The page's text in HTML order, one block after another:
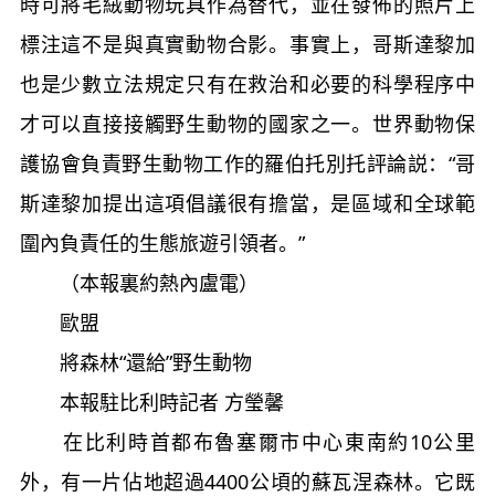
標注這不是與真實動物合影。事實上，哥斯達黎加
也是少數立法規定只有在救治和必要的科學程序中
才可以直接接觸野生動物的國家之一。世界動物保
護協會負責野生動物工作的羅伯托別托評論説：“哥
斯達黎加提出這項倡議很有擔當，是區域和全球範
圍內負責任的生態旅遊引領者。”
（本報裏約熱內盧電）
歐盟
將森林“還給”野生動物
本報駐比利時記者 方瑩馨
在比利時首都布魯塞爾市中心東南約10公里
外，有一片佔地超過4400公頃的蘇瓦涅森林。它既